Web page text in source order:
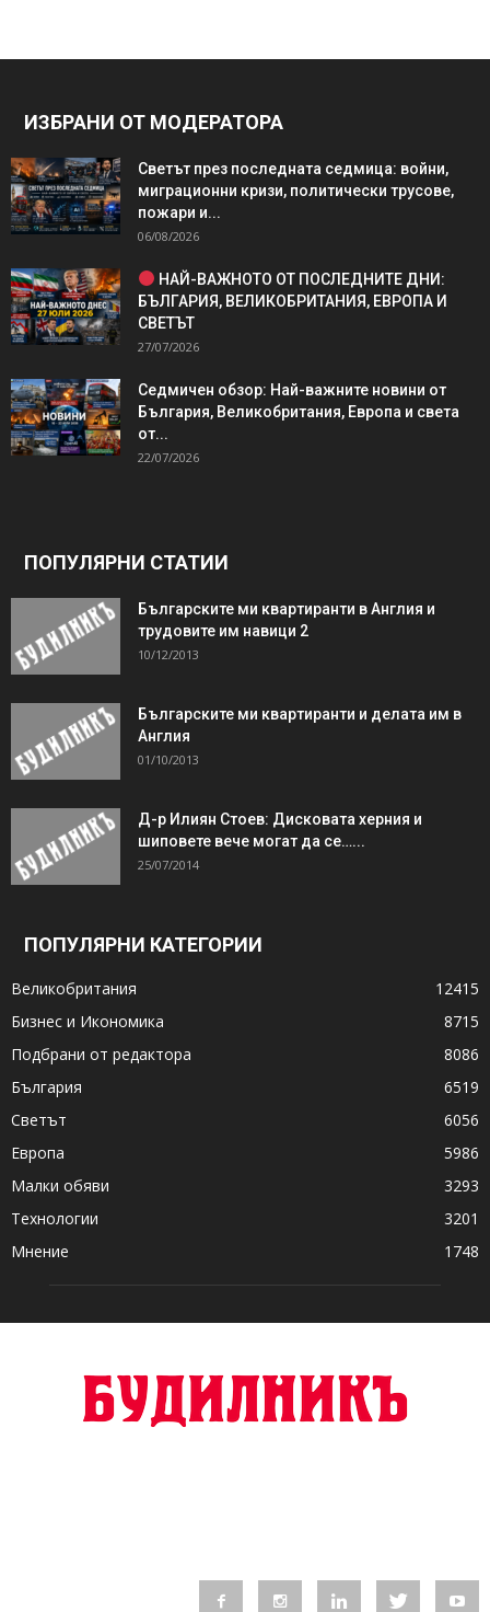
ИЗБРАНИ ОТ МОДЕРАТОРА
Светът през последната седмица: войни,
миграционни кризи, политически трусове,
пожари и...
06/08/2026
НАЙ-ВАЖНОТО ОТ ПОСЛЕДНИТЕ ДНИ:
БЪЛГАРИЯ, ВЕЛИКОБРИТАНИЯ, ЕВРОПА И
СВЕТЪТ
27/07/2026
Седмичен обзор: Най-важните новини от
България, Великобритания, Европа и света
от...
22/07/2026
ПОПУЛЯРНИ СТАТИИ
Българските ми квартиранти в Англия и
трудовите им навици 2
10/12/2013
Българските ми квартиранти и делата им в
Англия
01/10/2013
Д-р Илиян Стоев: Дисковата херния и
шиповете вече могат да се…...
25/07/2014
ПОПУЛЯРНИ КАТЕГОРИИ
Великобритания
12415
Бизнес и Икономика
8715
Подбрани от редактора
8086
България
6519
Светът
6056
Европа
5986
Малки обяви
3293
Технологии
3201
Мнение
1748